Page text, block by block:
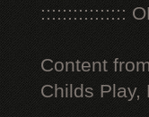
::::::::::::::::
Content
Childs Play,